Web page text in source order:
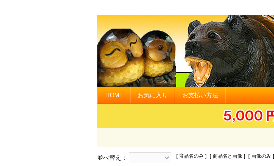
HOME お気に入り お支払い方法
並べ替え： [ 商品名のみ ] [ 商品名と画像 ] [ 画像のみ ]